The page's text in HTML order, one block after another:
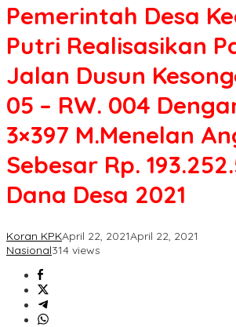
Putri
Pavingisasi
Dusun
RT.
05
RW.
004
Dengan
M.Menelan
Pemerintah Desa
Putri Realisasikan
Jalan Dusun
05 – RW. 004
3×397 M.Menelan
Sebesar Rp.
Dana Desa 2021
Koran KPKApril 22, 2021April 22, 2021
Nasional314 views